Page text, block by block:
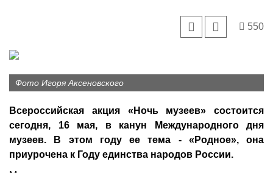
550
Фото Игоря Аксеновского
Всероссийская акция «Ночь музеев» состоится
сегодня, 16 мая, в канун Международного дня
музеев. В этом году ее тема - «Родное», она
приурочена к Году единства народов России.